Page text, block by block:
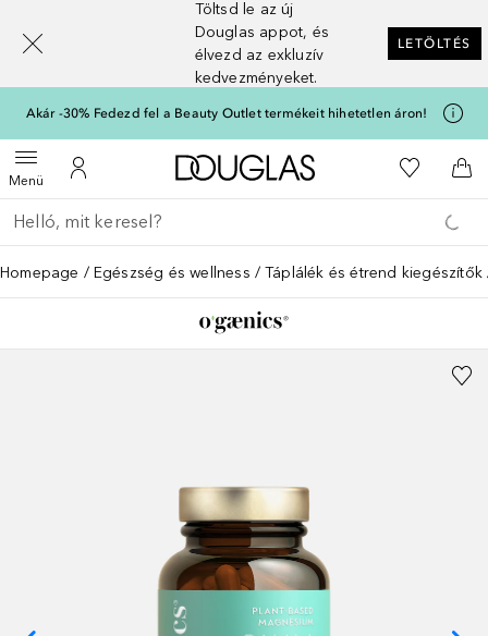
Töltsd le az új
Douglas appot, és
élvezd az exkluzív
kedvezményeket.
LETÖLTÉS
Akár -30% Fedezd fel a Beauty Outlet termékeit hihetetlen áron!
MenüMenü megnyitása
A fiókomhoz
A Douglas Főoldalra
A
Menj vissza
Keresés végrehajtása
Homepage Egészség és wellness Táplálék és étrend kiegészítők
[navigation.slideout.screenreader]